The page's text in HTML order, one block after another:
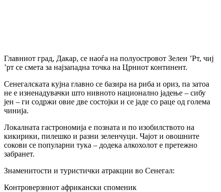
Главниот град, Дакар, се наоѓа на полуостровот Зелен ’Рт, чиј
’рт се смета за најзападна точка на Црниот континент.
Сенегалската кујна главно се базира на риба и ориз, па затоа
не е изненадувачки што нивното национално јадење – сибу
јен – ги содржи овие две состојки и се јаде со раце од голема
чинија.
Локалната гастрономија е позната и по изобилството на
кикирики, пилешко и разни зеленчуци. Чајот и овошните
сокови се популарни тука – додека алкохолот е претежно
забранет.
Знаменитости и туристички атракции во Сенегал:
Контроверзниот африкански споменик